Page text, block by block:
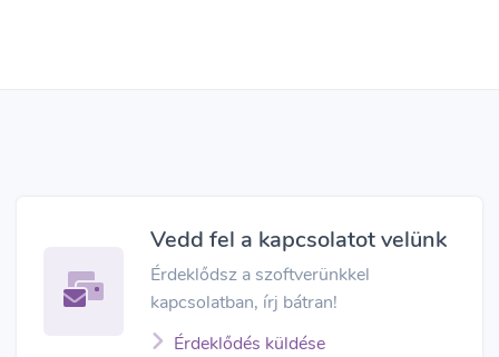
Vedd fel a kapcsolatot velünk
Érdeklődsz a szoftverünkkel
kapcsolatban, írj bátran!
Érdeklődés küldése